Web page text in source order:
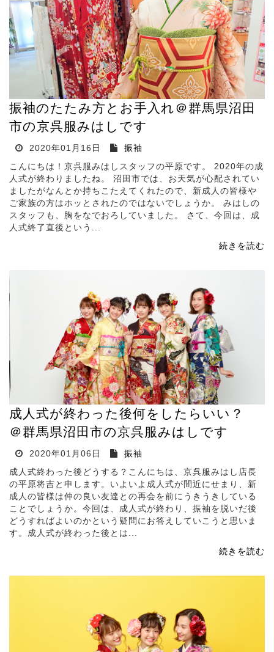
振袖のたたみ方とお手入れ＠群馬県沼田
市の京呉服みはしです
2020年01月16日
振袖
こんにちは！京呉服みはしスタッフの平原です。 2020年の成
人式が終わりましたね。 沼田市では、お天気が心配されてい
ましたがなんとか持ちこたえてくれたので、新成人の皆様や
ご家族の方はホッとされたのではないでしょうか。 みはしの
スタッフも、胸をなでおろしていました。 さて、今回は、成
人式終了直後という...
続きを読む
成人式が終わった後何をしたらいい？
＠群馬県沼田市の京呉服みはしです
2020年01月06日
振袖
成人式終わった後どうする？こんにちは、京呉服みはし店長
の平原将吉と申します。いよいよ成人式が間近にせまり、新
成人の皆様は仲の良い友達との再会を前にうきうきしている
ことでしょうか。今回は、成人式が終わり、振袖を脱いだ後
どうすればよいのかという疑問にお答えしていこうと思いま
す。成人式が終わった後とは...
続きを読む